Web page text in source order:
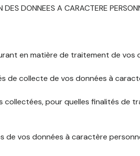
DES DONNEES A CARACTERE
en matière de traitement de vos
de collecte de vos données à
collectées, pour quelles finalités de
de vos données à caractère